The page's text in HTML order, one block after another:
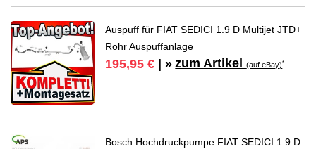
Auspuff für FIAT SEDICI 1.9 D Multijet JTD+
Rohr Auspuffanlage
195,95 € | » zum Artikel(auf eBay)*
Bosch Hochdruckpumpe FIAT SEDICI 1.9 D